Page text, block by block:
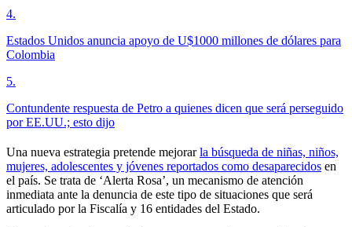
4.
Estados Unidos anuncia apoyo de U$1000 millones de dólares para
Colombia
5.
Contundente respuesta de Petro a quienes dicen que será perseguido
por EE.UU.; esto dijo
Una nueva estrategia pretende mejorarla búsqueda de niñas, niños,
mujeres, adolescentes y jóvenes reportados como desaparecidos en
el país. Se trata de ‘Alerta Rosa’, un mecanismo de atención
inmediata ante la denuncia de este tipo de situaciones que será
articulado por la Fiscalía y 16 entidades del Estado.